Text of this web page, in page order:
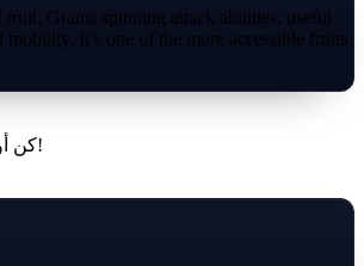
fruit. Grants spinning attack abilities, useful
It’s one of the more accessible fruits
كن أول من يبيع هذا المنتج!